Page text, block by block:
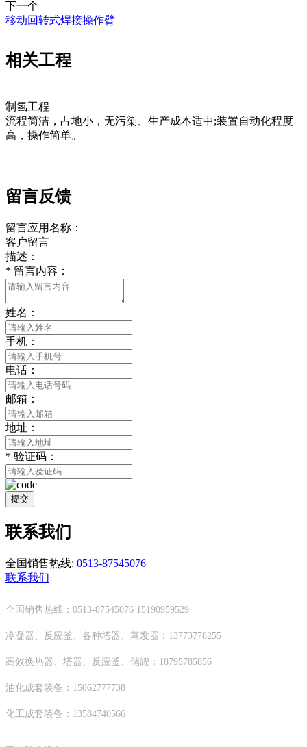
下一个
移动回转式焊接操作臂
相关工程
制氢工程
流程简洁，占地小，无污染、生产成本适中;装置自动化程度
高，操作简单。
留言反馈
留言应用名称：
客户留言
描述：
* 留言内容：
姓名：
手机：
电话：
邮箱：
地址：
* 验证码：
提交
联系我们
全国销售热线: 0513-87545076
联系我们
全国销售热线：0513-87545076 15190959529
冷凝器、反应釜、各种塔器、蒸发器：13773778255
高效换热器、塔器、反应釜、储罐：18795785856
油化成套装备：15062777738
化工成套装备：13584740566